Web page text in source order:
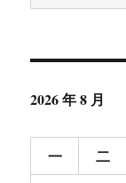
2026 年 8 月
一 二